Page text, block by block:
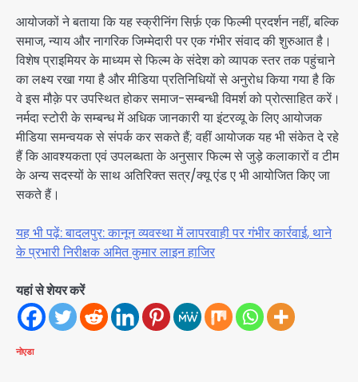
आयोजकों ने बताया कि यह स्क्रीनिंग सिर्फ़ एक फिल्‍मी प्रदर्शन नहीं, बल्कि
समाज, न्याय और नागरिक जिम्मेदारी पर एक गंभीर संवाद की शुरुआत है।
विशेष प्राइमियर के माध्यम से फिल्म के संदेश को व्यापक स्तर तक पहुंचाने
का लक्ष्य रखा गया है और मीडिया प्रतिनिधियों से अनुरोध किया गया है कि
वे इस मौक़े पर उपस्थित होकर समाज-सम्बन्धी विमर्श को प्रोत्साहित करें।
नर्मदा स्टोरी के सम्बन्ध में अधिक जानकारी या इंटरव्यू के लिए आयोजक
मीडिया समन्वयक से संपर्क कर सकते हैं; वहीं आयोजक यह भी संकेत दे रहे
हैं कि आवश्यकता एवं उपलब्धता के अनुसार फिल्म से जुड़े कलाकारों व टीम
के अन्य सदस्यों के साथ अतिरिक्त सत्र/क्यू एंड ए भी आयोजित किए जा
सकते हैं।
यह भी पढ़ें: बादलपुर: कानून व्यवस्था में लापरवाही पर गंभीर कार्रवाई, थाने
के प्रभारी निरीक्षक अमित कुमार लाइन हाजिर
यहां से शेयर करें
नोएडा